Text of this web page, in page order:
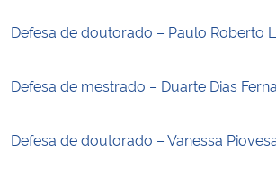
Defesa de doutorado – Paulo Roberto
Defesa de mestrado – Duarte Dias
Defesa de doutorado – Vanessa